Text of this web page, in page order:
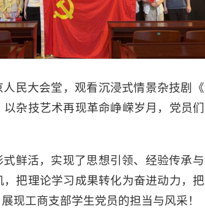
民大会堂，观看沉浸式情景杂技剧
杂技艺术再现革命峥嵘岁月，党员
鲜活，实现了思想引领、经验传承
把理论学习成果转化为奋进动力，
现工商支部学生党员的担当与风采！